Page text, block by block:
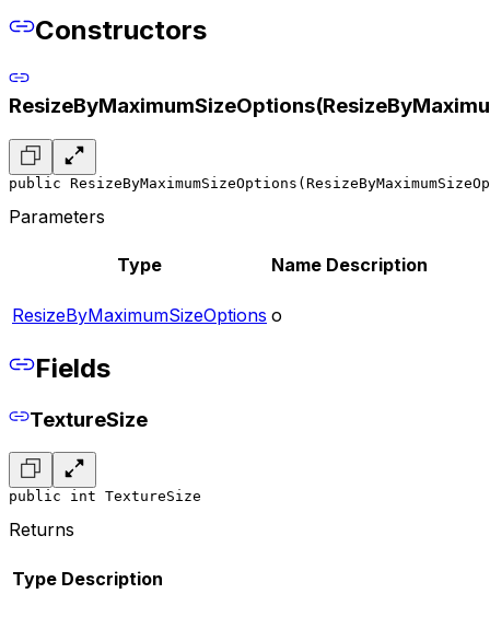
Constructors
public
Parameters
Type Name Description
ResizeByMaximumSizeOptions o
Fields
TextureSize
public int TextureSize
Returns
Type Description